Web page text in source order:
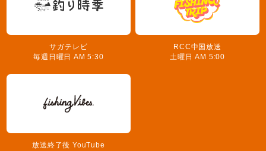
サガテレビ
毎週日曜日 AM 5:30
RCC中国放送
土曜日 AM 5:00
放送終了後 YouTube